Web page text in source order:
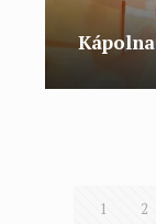
Kápolna
1 2